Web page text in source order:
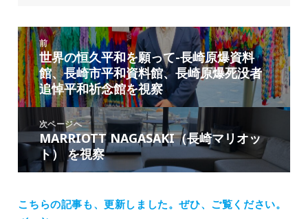
リ
投
稿
ナ
ビ
ゲ
シ
ョ
ン
前
前
の
投
稿:
世界の恒久平和を願って-長崎原爆資料
館、長崎市平和資料館、長崎原爆死没者
追悼平和祈念館を視察
次ページへ
次
の
投
MARRIOTT NAGASAKI（長崎マリオッ
ト） を視察
こちらの記事も、更新しました。ぜひ、ご覧ください。